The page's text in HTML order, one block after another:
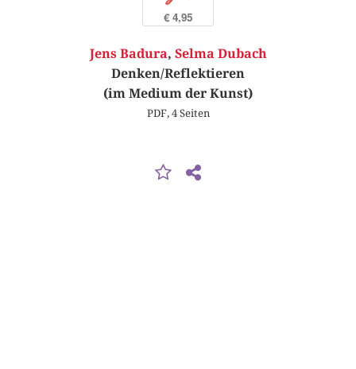
€ 4,95
Jens Badura, Selma Dubach
Denken/Reflektieren
(im Medium der Kunst)
PDF, 4 Seiten